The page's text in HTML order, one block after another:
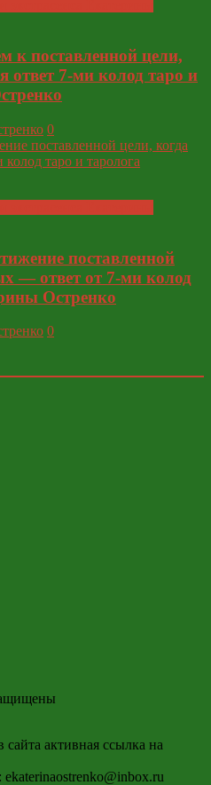
к поставленной цели,
ответ 7-ми колод таро и
0
поставленной
— ответ от 7-ми колод
Остренко
0
активная ссылка на